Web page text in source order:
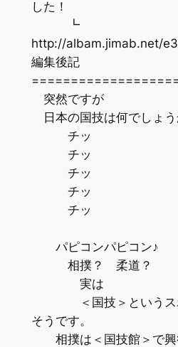
した！
┗
http://albam.jimab.net/
編集後記
突然ですが
日本の国技は何でしょう
チッ
チッ
チッ
チッ
チッ
パピコンパピコン♪
相撲？ 柔道？
実は
＜国技＞というスポ
そうです。
相撲は＜国技館＞で興